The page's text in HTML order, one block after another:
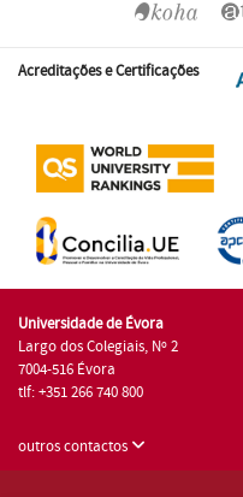
Acreditações e Certificações
Universidade de Évora
Largo dos Colegiais, Nº 2
7004-516 Évora
tlf: +351 266 740 800
outros contactos